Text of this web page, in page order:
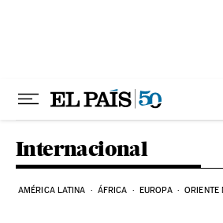
Internacional
AMÉRICA LATINA ÁFRICA EUROPA ORIENTE